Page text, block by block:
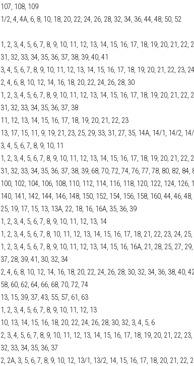
107, 108, 109
1/2, 4, 4А, 6, 8, 10, 18, 20, 22, 24, 26, 28, 32, 34, 36, 44, 48, 50, 52
1, 2, 3, 4, 5, 6, 7, 8, 9, 10, 11, 12, 13, 14, 15, 16, 17, 18, 19, 20, 21, 22,
31, 32, 33, 34, 35, 36, 37, 38, 39, 40, 41
3, 4, 5, 6, 7, 8, 9, 10, 11, 12, 13, 14, 15, 16, 17, 18, 19, 20, 21, 22, 23, 24
2, 4, 6, 8, 10, 12, 14, 16, 18, 20, 22, 24, 26, 28, 30
1, 2, 3, 4, 5, 6, 7, 8, 9, 10, 11, 12, 13, 14, 15, 16, 17, 18, 19, 20, 21, 22,
31, 32, 33, 34, 35, 36, 37, 38
11, 12, 13, 14, 15, 16, 17, 18, 19, 20, 21, 22, 23
13, 17, 15, 11, 9, 19, 21, 23, 25, 29, 33, 31, 27, 35, 14А, 14/1, 14/2,
3, 4, 5, 6, 7, 8, 9, 10, 11
1, 2, 3, 4, 5, 6, 7, 8, 9, 10, 11, 12, 13, 14, 15, 16, 17, 18, 19, 20, 21, 22,
31, 32, 33, 34, 35, 36, 37, 38, 39, 68, 70, 72, 74, 76, 77, 78, 80, 82, 84,
100, 102, 104, 106, 108, 110, 112, 114, 116, 118, 120, 122, 124, 126,
140, 141, 142, 144, 146, 148, 150, 152, 154, 156, 158, 160, 44, 46,
25, 19, 17, 15, 13, 13А, 22, 18, 16, 16А, 35, 36, 39
1, 2, 3, 4, 5, 6, 7, 8, 9, 10, 11, 12, 13, 14
1, 2, 3, 4, 5, 6, 7, 8, 10, 11, 12, 13, 14, 15, 16, 17, 18, 21, 22, 23, 24,
1, 2, 3, 4, 5, 6, 7, 8, 9, 10, 11, 12, 13, 14, 15, 16, 16А, 21, 28, 25, 27,
37, 28, 39, 41, 30, 32, 34
2, 4, 6, 8, 10, 12, 14, 16, 18, 20, 22, 24, 26, 28, 30, 32, 34, 36, 38, 40,
58, 60, 62, 64, 66, 68, 70, 72, 74
13, 15, 39, 37, 43, 55, 57, 61, 63
1, 2, 3, 4, 5, 6, 7, 8, 9, 10, 11, 12, 13
10, 13, 14, 15, 16, 18, 20, 22, 24, 26, 28, 30, 32, 3, 4, 5, 6
2, 3, 4, 5, 6, 7, 8, 9, 10, 11, 12, 13, 14, 15, 16, 17, 18, 19, 20, 21, 22,
32, 33, 34, 35, 36, 37
2, 2А, 3, 5, 6, 7, 8, 9, 10, 12, 13/1, 13/2, 14, 15, 16, 17, 18, 20, 21, 22,